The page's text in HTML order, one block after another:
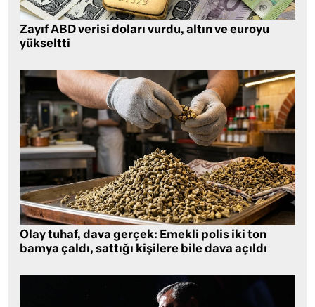
Zayıf ABD verisi doları vurdu, altın ve euroyu
yükseltti
Olay tuhaf, dava gerçek: Emekli polis iki ton
bamya çaldı, sattığı kişilere bile dava açıldı